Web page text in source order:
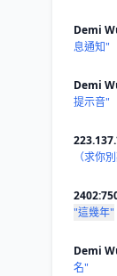
Demi
息通知"
Demi
提示音"
（求你
"這幾年"
Demi
名"